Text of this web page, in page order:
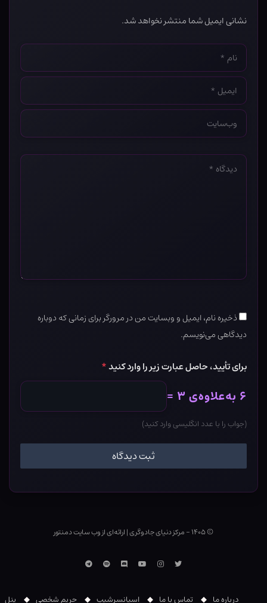
نشانی ایمیل شما منتشر نخواهد شد.
نام
*
ایمیل
*
وب‌سایت
*
دیدگاه
ذخیره نام، ایمیل و وبسایت من در مرورگر برای زمانی که دوباره
دیدگاهی می‌نویسم.
برای تأیید، حاصل عبارت زیر را وارد کنید*
۶ به‌علاوه‌ی ۳ =
(جواب را با عدد انگلیسی وارد کنید)
© ۱۴۰۵ - مرکز دنیای جادوگری |ارائه‌ای از وب ‌سایت دمنتور
توییتراینستاگرام
یوتوبDiscordاسپاتیفایتلگرام
درباره ما تماس با ما اسپانسرشیپ حریم شخصی پنل